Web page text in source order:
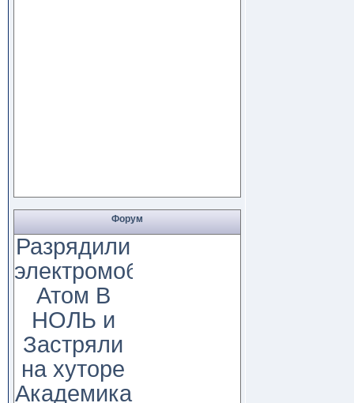
Форум
Разрядили
электромобиль
Атом В
НОЛЬ и
Застряли
на хуторе
Академика